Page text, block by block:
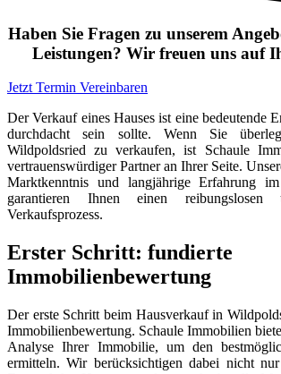
Haben Sie Fragen zu unserem
Leistungen? Wir freuen uns auf
Jetzt Termin Vereinbaren
Der Verkauf eines Hauses ist eine bedeutende
durchdacht sein sollte. Wenn Sie
Wildpoldsried zu verkaufen, ist Schaule
vertrauenswürdiger Partner an Ihrer Seite.
Marktkenntnis und langjährige Erfahrung
garantieren Ihnen einen reibungslosen
Verkaufsprozess.
Erster Schritt: fundierte
Immobilienbewertung
Der erste Schritt beim Hausverkauf in
Immobilienbewertung. Schaule Immobilien
Analyse Ihrer Immobilie, um den
ermitteln. Wir berücksichtigen dabei nicht